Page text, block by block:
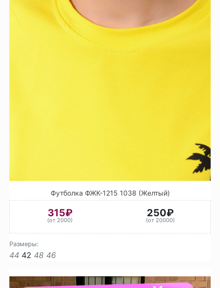
Футболка ФЖК-1215 1038 (Желтый)
315₽
(от 2000)
250₽
(от 20000)
Размеры:
44 42 48 46